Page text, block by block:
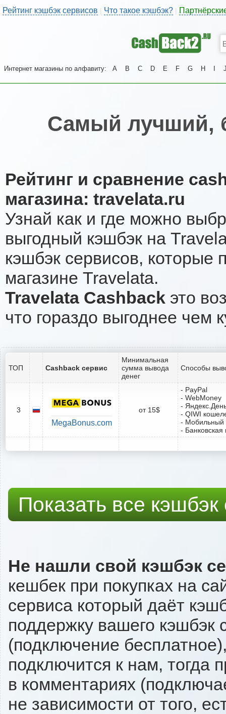
Рейтинг кэшбэк сервисов | Что такое кэшбэк?
Интернет магазины по алфавиту: A B C D E F G H
Самый лучший,
Рейтинг и сравнение
магазина: travelata.ru
Узнай как и где можно
выгодный кэшбэк на
кэшбэк сервисов, которые
магазине Travelata.
Travelata Cashback это
что гораздо выгоднее чем
ТОП Cashback сервис
Минимальная
сумма вывода
денег
Способы
3
MegaBonus.com
от 15$
- PayPal
- WebMoney
-
- QIWI
- Мобильный
- Банковская
Показать все
Не нашли свой кэшбэк
кешбек при покупках на
сервиса который даёт
поддержку вашего кэшбэк
(подключение
подключится к нам, тогда
в комментариях
не зависимости от того,